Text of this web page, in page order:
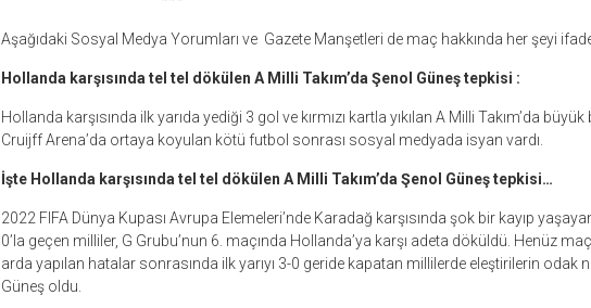
Aşağıdaki Sosyal Medya Yorumları ve Gazete Manşetleri de maç hakkında her şeyi
Hollanda karşısında tel tel dökülen A Milli Takım’da Şenol Güneş tepkisi :
Hollanda karşısında ilk yarıda yediği 3 gol ve kırmızı kartla yıkılan A Milli Takım’da
Cruijff Arena’da ortaya koyulan kötü futbol sonrası sosyal medyada isyan vardı.
İşte Hollanda karşısında tel tel dökülen A Milli Takım’da Şenol Güneş tepkisi…
2022 FIFA Dünya Kupası Avrupa Elemeleri’nde Karadağ karşısında şok bir kayıp
0’la geçen milliler, G Grubu’nun 6. maçında Hollanda’ya karşı adeta döküldü. Henüz
arda yapılan hatalar sonrasında ilk yarıyı 3-0 geride kapatan millilerde eleştirilerin odak
Güneş oldu.